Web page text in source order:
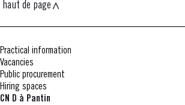
haut de page
Practical information
Vacancies
Public procurement
Hiring spaces
CN D à Pantin